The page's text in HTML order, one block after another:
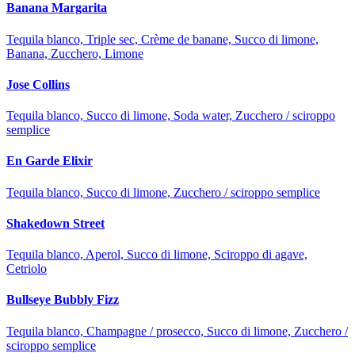
Banana Margarita
Tequila blanco, Triple sec, Crème de banane, Succo di limone,
Banana, Zucchero, Limone
Jose Collins
Tequila blanco, Succo di limone, Soda water, Zucchero / sciroppo
semplice
En Garde Elixir
Tequila blanco, Succo di limone, Zucchero / sciroppo semplice
Shakedown Street
Tequila blanco, Aperol, Succo di limone, Sciroppo di agave,
Cetriolo
Bullseye Bubbly Fizz
Tequila blanco, Champagne / prosecco, Succo di limone, Zucchero /
sciroppo semplice